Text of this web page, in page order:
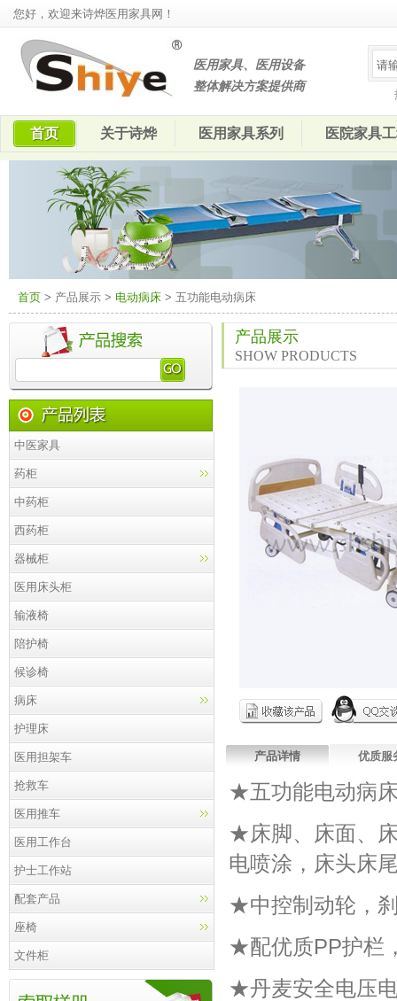
您好，欢迎来诗烨医用家具网！
医用家具、医用设备
整体解决方案提供商
首页 关于诗烨 医用家具系列 医院家具
首页 > 产品展示 > 电动病床 > 五功能电动病床
中医家具
药柜
中药柜
西药柜
器械柜
医用床头柜
输液椅
陪护椅
候诊椅
病床
护理床
医用担架车
抢救车
医用推车
医用工作台
护士工作站
配套产品
座椅
文件柜
产品展示
SHOW PRODUCTS
产品详情 优质服
★五功能电动病
★床脚、床面、
电喷涂，床头床
★中控制动轮，
★配优质PP护栏
★丹麦安全电压